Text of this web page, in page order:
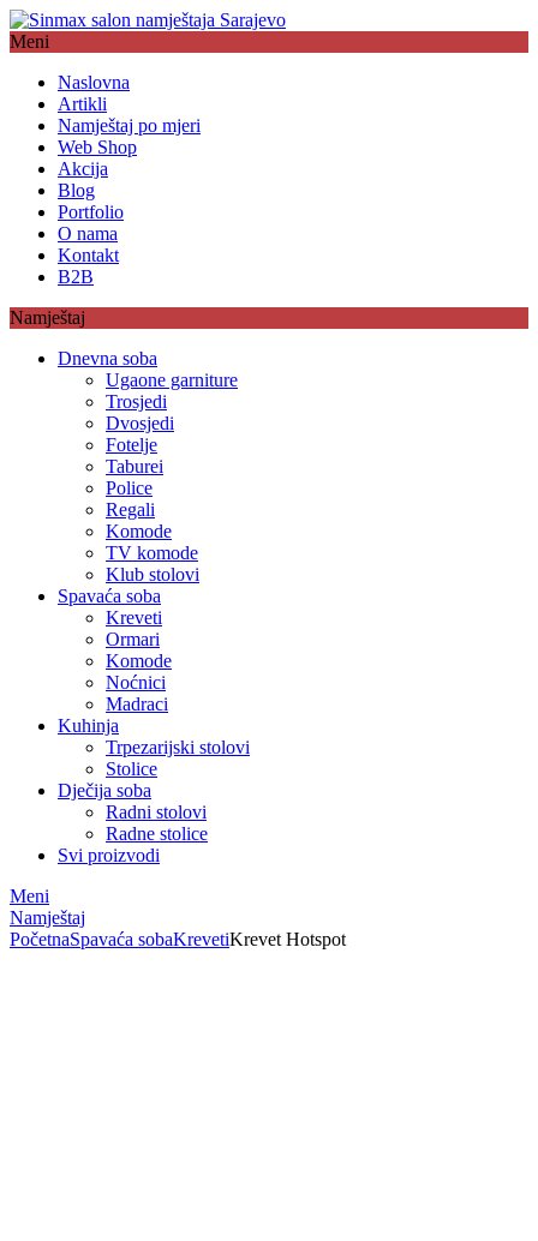
Meni
Naslovna
Artikli
Namještaj po mjeri
Web Shop
Akcija
Blog
Portfolio
O nama
Kontakt
B2B
Namještaj
Dnevna soba
Ugaone garniture
Trosjedi
Dvosjedi
Fotelje
Taburei
Police
Regali
Komode
TV komode
Klub stolovi
Spavaća soba
Kreveti
Ormari
Komode
Noćnici
Madraci
Kuhinja
Trpezarijski stolovi
Stolice
Dječija soba
Radni stolovi
Radne stolice
Svi proizvodi
Meni
Namještaj
PočetnaSpavaća sobaKrevetiKrevet Hotspot